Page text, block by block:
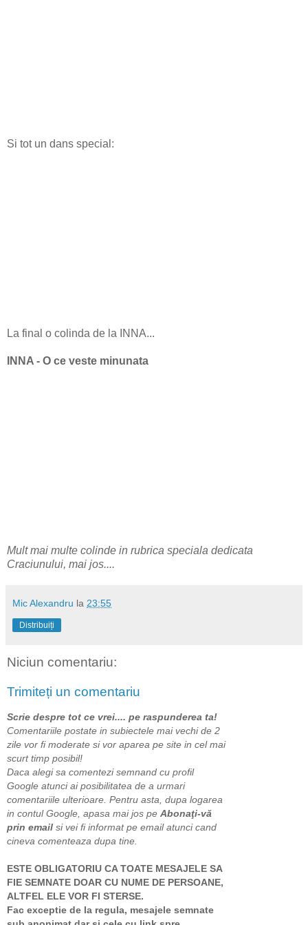
Si tot un dans special:
La final o colinda de la INNA...
INNA - O ce veste minunata
Mult mai multe colinde in rubrica speciala dedicata
Craciunului, mai jos....
Mic Alexandru la 23:55
Distribuiți
Niciun comentariu:
Trimiteți un comentariu
Scrie despre tot ce vrei.... pe raspunderea ta!
Comentariile postate in subiectele mai vechi de 2
zile vor fi moderate si vor aparea pe site in cel mai
scurt timp posibil!
Daca alegi sa comentezi semnand cu profil
Google atunci ai posibilitatea de a urmari
comentariile ulterioare. Pentru asta, dupa logarea
in contul Google, apasa mai jos pe Abonaţi-vă
prin email si vei fi informat pe email atunci cand
cineva comenteaza dupa tine.
ESTE OBLIGATORIU CA TOATE MESAJELE SA
FIE SEMNATE DOAR CU NUME DE PERSOANE,
ALTFEL ELE VOR FI STERSE.
Fac exceptie de la regula, mesajele semnate